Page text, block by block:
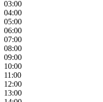
03:00
04:00
05:00
06:00
07:00
08:00
09:00
10:00
11:00
12:00
13:00